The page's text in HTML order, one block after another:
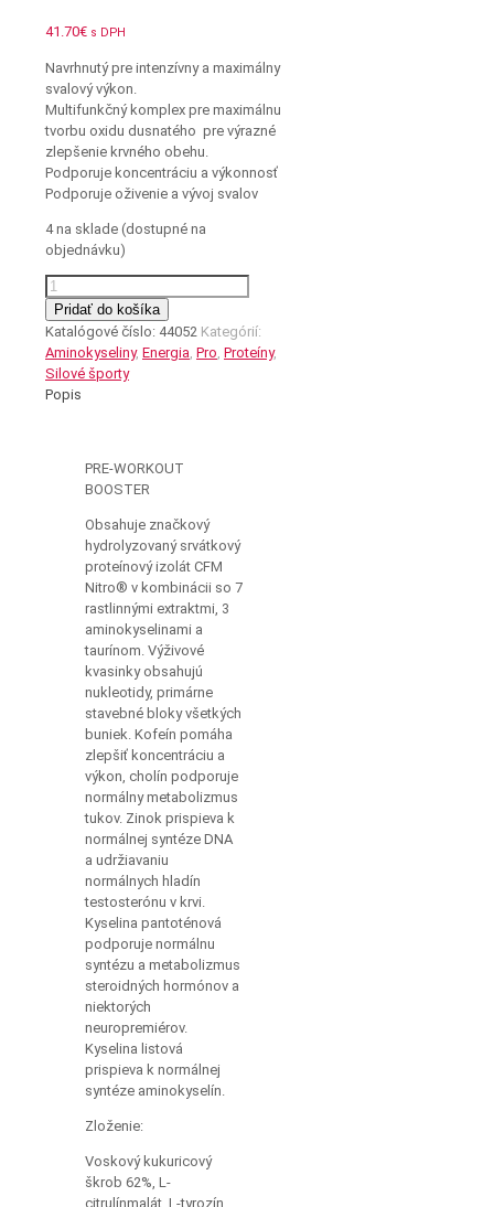
41.70€ s DPH
Navrhnutý pre intenzívny a maximálny
svalový výkon.
Multifunkčný komplex pre maximálnu
tvorbu oxidu dusnatého pre výrazné
zlepšenie krvného obehu.
Podporuje koncentráciu a výkonnosť
Podporuje oživenie a vývoj svalov
4 na sklade (dostupné na
objednávku)
množstvo
PRE-
WORKOUT
BOOSTER
Jablko-
Malina
Pridať do košíka
Katalógové číslo: 44052 Kategórií:
Aminokyseliny, Energia, Pro, Proteíny,
Silové športy
Popis
PRE-WORKOUT
BOOSTER
Obsahuje značkový
hydrolyzovaný srvátkový
proteínový izolát CFM
Nitro® v kombinácii so 7
rastlinnými extraktmi, 3
aminokyselinami a
taurínom. Výživové
kvasinky obsahujú
nukleotidy, primárne
stavebné bloky všetkých
buniek. Kofeín pomáha
zlepšiť koncentráciu a
výkon, cholín podporuje
normálny metabolizmus
tukov. Zinok prispieva k
normálnej syntéze DNA
a udržiavaniu
normálnych hladín
testosterónu v krvi.
Kyselina pantoténová
podporuje normálnu
syntézu a metabolizmus
steroidných hormónov a
niektorých
neuropremiérov.
Kyselina listová
prispieva k normálnej
syntéze aminokyselín.
Zloženie:
Voskový kukuricový
škrob 62%, L-
citrulínmalát, L-tyrozín,